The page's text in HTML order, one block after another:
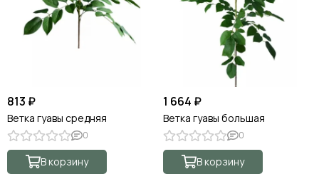
813 ₽
Ветка гуавы средняя
0
В корзину
1 664 ₽
Ветка гуавы большая
0
В корзину